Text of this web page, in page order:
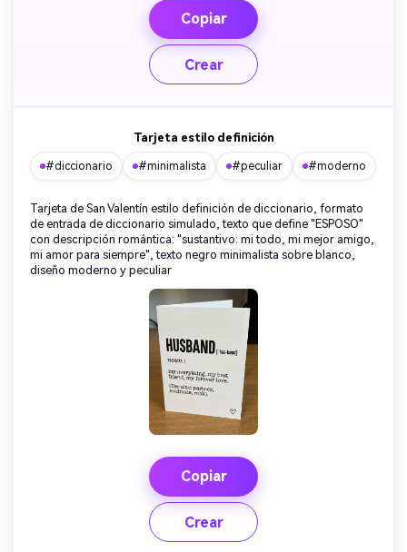
Copiar
Crear
Tarjeta estilo definición
#diccionario #minimalista #peculiar #moderno
Tarjeta de San Valentín estilo definición de diccionario, formato
de entrada de diccionario simulado, texto que define "ESPOSO"
con descripción romántica: "sustantivo: mi todo, mi mejor amigo,
mi amor para siempre", texto negro minimalista sobre blanco,
diseño moderno y peculiar
Copiar
Crear